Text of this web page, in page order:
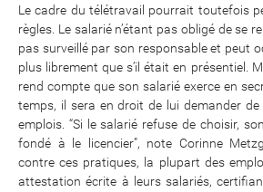
Le cadre du télétravail pourrait toutefois
règles. Le salarié n’étant pas obligé de se
pas surveillé par son responsable et peut
plus librement que s’il était en présentiel.
rend compte que son salarié exerce en
temps, il sera en droit de lui demander
emplois. “Si le salarié refuse de choisir,
fondé à le licencier”, note Corinne
contre ces pratiques, la plupart des
attestation écrite à leurs salariés,